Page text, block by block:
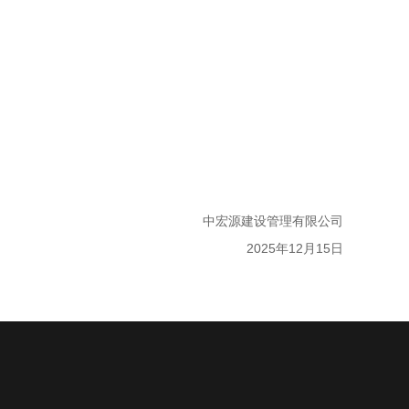
中宏源建设管理有限公司
2025年12月15日